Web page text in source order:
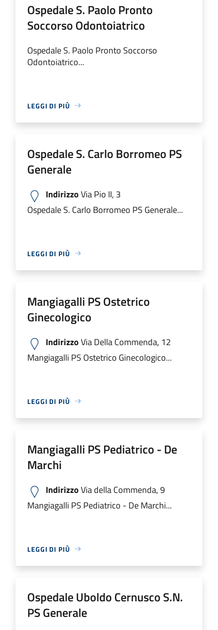
Ospedale S. Paolo Pronto
Soccorso Odontoiatrico
Ospedale S. Paolo Pronto Soccorso
Odontoiatrico...
LEGGI DI PIÙ
Ospedale S. Carlo Borromeo PS
Generale
IndirizzoVia Pio II, 3
Ospedale S. Carlo Borromeo PS Generale...
LEGGI DI PIÙ
Mangiagalli PS Ostetrico
Ginecologico
IndirizzoVia Della Commenda, 12
Mangiagalli PS Ostetrico Ginecologico...
LEGGI DI PIÙ
Mangiagalli PS Pediatrico - De
Marchi
IndirizzoVia della Commenda, 9
Mangiagalli PS Pediatrico - De Marchi...
LEGGI DI PIÙ
Ospedale Uboldo Cernusco S.N.
PS Generale